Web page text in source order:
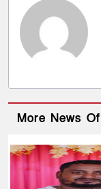
More News